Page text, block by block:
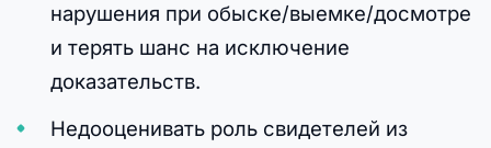
нарушения при обыске/выемке/досмотре
и терять шанс на исключение
доказательств.
Недооценивать роль свидетелей из